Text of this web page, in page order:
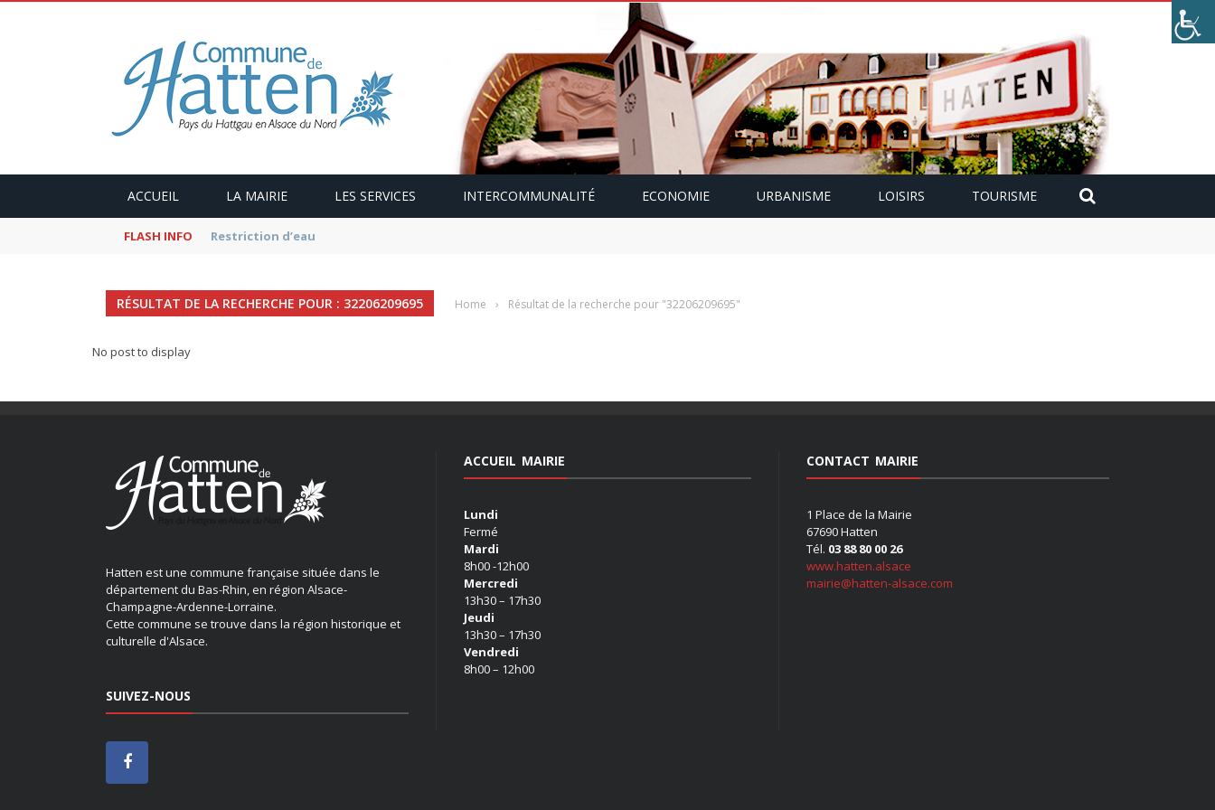
ACCUEIL LA MAIRIE LES SERVICES INTERCOMMUNALITÉ ECONOMIE URBANISME LOISIRS TOURISME
FLASH INFO Kaffeekranzel : Le Maroc en camping-car avec Paulette Gallmann
RÉSULTAT DE LA RECHERCHE POUR : 32206209695 Home › Résultat de la recherche pour "32206209695"
No post to display
Hatten est une commune française située dans le
département du Bas-Rhin, en région Alsace-
Champagne-Ardenne-Lorraine.
Cette commune se trouve dans la région historique et
culturelle d'Alsace.
SUIVEZ-NOUS
ACCUEIL MAIRIE
Lundi
Fermé
Mardi
8h00 -12h00
Mercredi
13h30 – 17h30
Jeudi
13h30 – 17h30
Vendredi
8h00 – 12h00
CONTACT MAIRIE
1 Place de la Mairie
67690 Hatten
Tél. 03 88 80 00 26
www.hatten.alsace
mairie@hatten-alsace.com